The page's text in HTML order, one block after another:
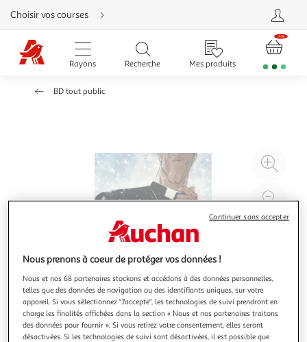
Aller
directement
au
contenu
Aller
directement
Aller
Choisir vos courses
Rayons Recherche Mes produits
BD tout public
à
Nous prenons à coeur de protéger vos données !
Nous et nos 68 partenaires stockons et accédons à des données personnelles,
telles que des données de navigation ou des identifiants uniques, sur votre
appareil. Si vous sélectionnez "J'accepte", les technologies de suivi prendront en
charge les finalités affichées dans la section « Nous et nos partenaires traitons
des données pour fournir ». Si vous retirez votre consentement, elles seront
désactivées. Si les technologies de suivi sont désactivées, il est possible que
Continuer sans accepter